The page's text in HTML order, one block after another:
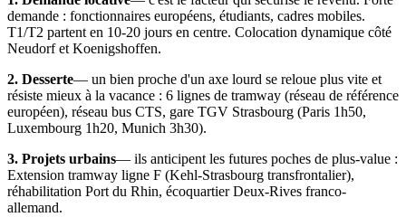
demande : fonctionnaires européens, étudiants, cadres mobiles.
T1/T2 partent en 10-20 jours en centre. Colocation dynamique côté
Neudorf et Koenigshoffen.
2. Desserte— un bien proche d'un axe lourd se reloue plus vite et
résiste mieux à la vacance : 6 lignes de tramway (réseau de référence
européen), réseau bus CTS, gare TGV Strasbourg (Paris 1h50,
Luxembourg 1h20, Munich 3h30).
3. Projets urbains— ils anticipent les futures poches de plus-value :
Extension tramway ligne F (Kehl-Strasbourg transfrontalier),
réhabilitation Port du Rhin, écoquartier Deux-Rives franco-
allemand.